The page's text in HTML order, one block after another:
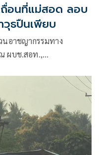
อนที่แม่สอด ลอบ
ธปืนเพียบ
นอาชญากรรมทาง
ผบช.สอท.,
ญ์ บำรุงรัตนยศ